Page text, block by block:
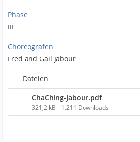
Phase
III
Choreografen
Fred and Gail Jabour
Dateien
ChaChing-Jabour.pdf
321,2 kB – 1.211 Downloads